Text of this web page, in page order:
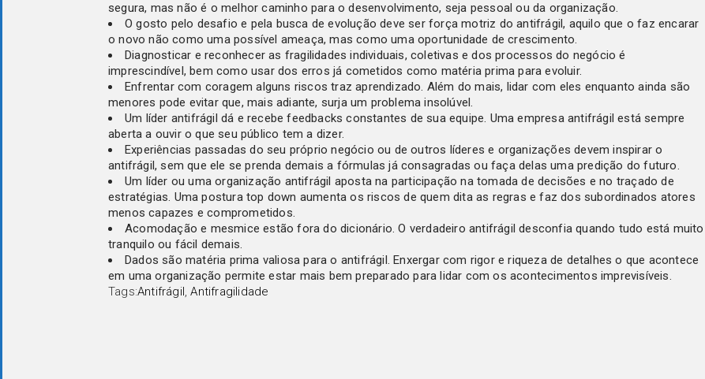
segura, mas não é o melhor caminho para o desenvolvimento, seja pessoal ou da organização.
O gosto pelo desafio e pela busca de evolução deve ser força motriz do antifrágil, aquilo que o faz encarar
o novo não como uma possível ameaça, mas como uma oportunidade de crescimento.
Diagnosticar e reconhecer as fragilidades individuais, coletivas e dos processos do negócio é
imprescindível, bem como usar dos erros já cometidos como matéria prima para evoluir.
Enfrentar com coragem alguns riscos traz aprendizado. Além do mais, lidar com eles enquanto ainda são
menores pode evitar que, mais adiante, surja um problema insolúvel.
Um líder antifrágil dá e recebe feedbacks constantes de sua equipe. Uma empresa antifrágil está sempre
aberta a ouvir o que seu público tem a dizer.
Experiências passadas do seu próprio negócio ou de outros líderes e organizações devem inspirar o
antifrágil, sem que ele se prenda demais a fórmulas já consagradas ou faça delas uma predição do futuro.
Um líder ou uma organização antifrágil aposta na participação na tomada de decisões e no traçado de
estratégias. Uma postura top down aumenta os riscos de quem dita as regras e faz dos subordinados atores
menos capazes e comprometidos.
Acomodação e mesmice estão fora do dicionário. O verdadeiro antifrágil desconfia quando tudo está muito
tranquilo ou fácil demais.
Dados são matéria prima valiosa para o antifrágil. Enxergar com rigor e riqueza de detalhes o que acontece
em uma organização permite estar mais bem preparado para lidar com os acontecimentos imprevisíveis.
Tags:Antifrágil,Antifragilidade